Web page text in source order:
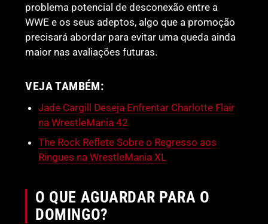
problema potencial de desconexão entre a
WWE e os seus adeptos, algo que a promoção
precisará abordar para evitar uma queda ainda
maior nas avaliações futuras.
VEJA TAMBÉM:
Jade Cargill Deseja Enfrentar Charlotte Flair
na WrestleMania 42
The Rock Reflete Sobre o Regresso aos
Ringues na WrestleMania XL
O QUE AGUARDAR PARA O
DOMINGO?